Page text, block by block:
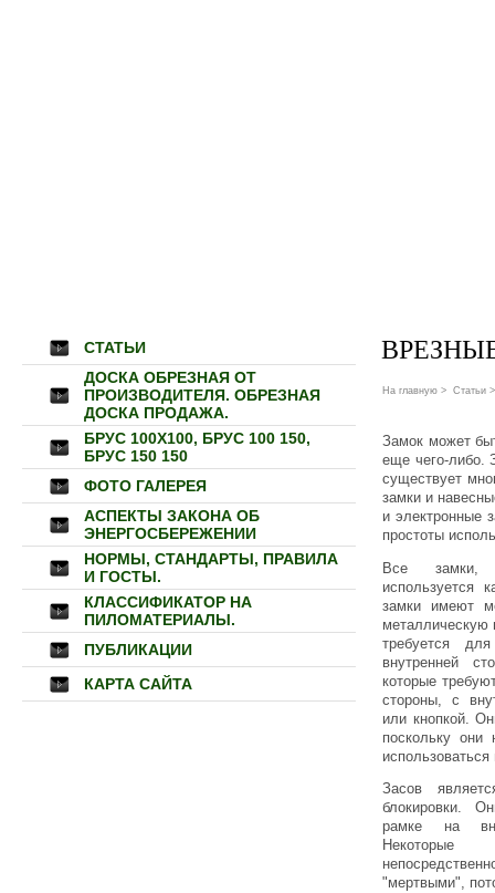
СТАТЬИ
ДОСКА ОБРЕЗНАЯ ОТ
ПРОИЗВОДИТЕЛЯ. ОБРЕЗНАЯ
ДОСКА ПРОДАЖА.
БРУС 100Х100, БРУС 100 150,
БРУС 150 150
ФОТО ГАЛЕРЕЯ
АСПЕКТЫ ЗАКОНА ОБ
ЭНЕРГОСБЕРЕЖЕНИИ
НОРМЫ, СТАНДАРТЫ, ПРАВИЛА
И ГОСТЫ.
КЛАССИФИКАТОР НА
ПИЛОМАТЕРИАЛЫ.
ПУБЛИКАЦИИ
КАРТА САЙТА
На главную > Статьи >
Замок может
еще чего-либо.
существует
замки и
и электронные
простоты
Все замки,
используется
замки имеют
металлическую
требуется
внутренней
которые
стороны, с
или кнопкой.
поскольку
использоваться
Засов
блокировки.
рамке на
Некоторые
"мертвыми",